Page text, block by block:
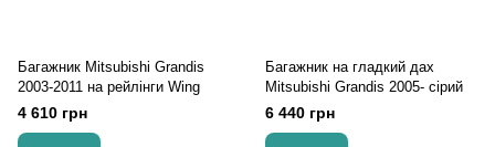
Багажник Mitsubishi Grandis
2003-2011 на рейлінги Wing
4 610 грн
Багажник на гладкий дах
Mitsubishi Grandis 2005- сірий
6 440 грн